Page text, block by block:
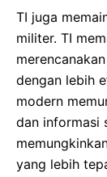
TI juga
militer. TI
dengan lebih
modern
dan informasi
yang lebih